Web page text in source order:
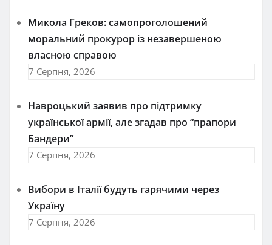
Микола Греков: самопроголошений
моральний прокурор із незавершеною
власною справою
7 Серпня, 2026
Навроцький заявив про підтримку
української армії, але згадав про “прапори
Бандери”
7 Серпня, 2026
Вибори в Італії будуть гарячими через
Україну
7 Серпня, 2026